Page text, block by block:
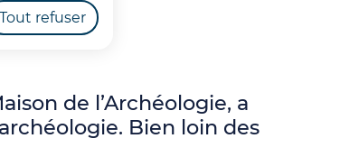
Tout refuser
de l’Archéologie, a
Bien loin des